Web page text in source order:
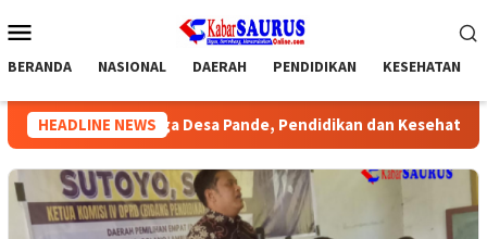
ke
Mobile
BERANDA NASIONAL DAERAH PENDIDIKAN KESEHATAN
HEADLINE NEWS
Warga Desa Pande, Pendidikan dan Kesehatan Jadi